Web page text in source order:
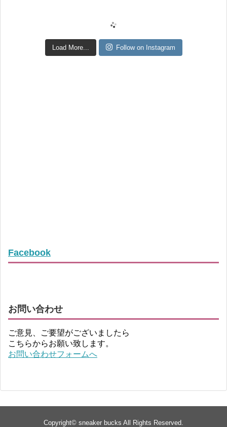
Load More... Follow on Instagram
Facebook
お問い合わせ
ご意見、ご要望がございましたら
こちらからお願い致します。
お問い合わせフォームへ
Copyright© sneaker bucks All Rights Reserved.